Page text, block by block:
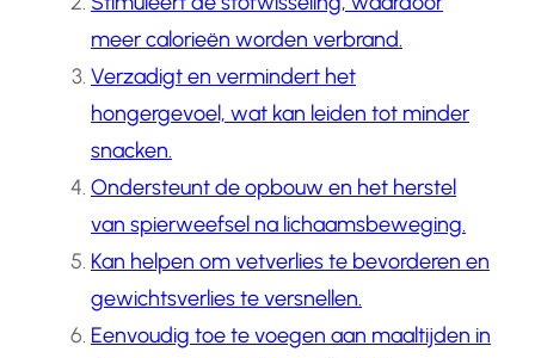
meer calorieën worden verbrand.
Verzadigt en vermindert het
hongergevoel, wat kan leiden tot minder
snacken.
Ondersteunt de opbouw en het herstel
van spierweefsel na lichaamsbeweging.
Kan helpen om vetverlies te bevorderen en
gewichtsverlies te versnellen.
Eenvoudig toe te voegen aan maaltijden in